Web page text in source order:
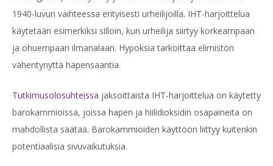
1940-luvun vaihteessa erityisesti urheilijoilla. IHT-harjoittelua
käytetään esimerkiksi silloin, kun urheilija siirtyy korkeampaan
ja ohuempaan ilmanalaan. Hypoksia tarkoittaa elimistön
vähentynyttä hapensaantia.
Tutkimusolosuhteissa jaksoittaista IHT-harjoittelua on käytetty
barokammioissa, joissa hapen ja hiilidioksidin osapaineita on
mahdollista säätää. Barokammioiden käyttöön liittyy kuitenkin
potentiaalisia sivuvaikutuksia.